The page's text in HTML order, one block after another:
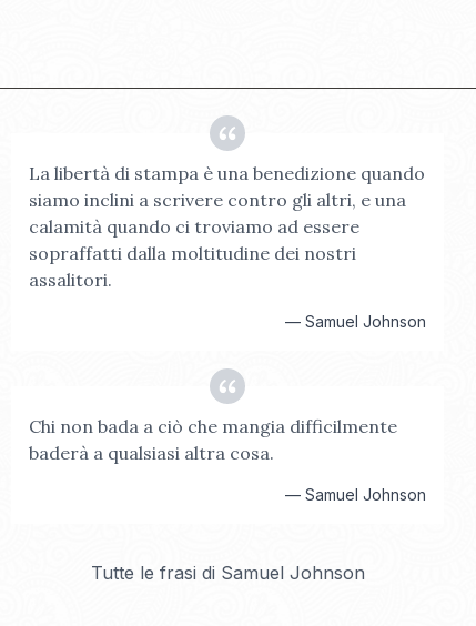
La libertà di stampa è una benedizione quando
siamo inclini a scrivere contro gli altri, e una
calamità quando ci troviamo ad essere
sopraffatti dalla moltitudine dei nostri
assalitori.
— Samuel Johnson
Chi non bada a ciò che mangia difficilmente
baderà a qualsiasi altra cosa.
— Samuel Johnson
Tutte le frasi di Samuel Johnson